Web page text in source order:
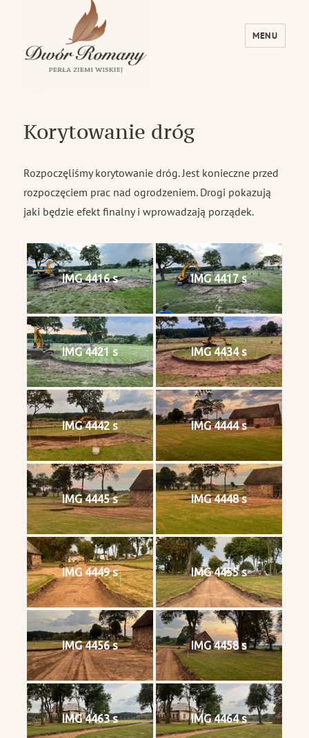
MENU
Korytowanie dróg
Rozpoczęliśmy korytowanie dróg. Jest konieczne przed
rozpoczęciem prac nad ogrodzeniem. Drogi pokazują
jaki będzie efekt finalny i wprowadzają porządek.
IMG 4416 s IMG 4417 s
IMG 4421 s IMG 4434 s
IMG 4442 s IMG 4444 s
IMG 4445 s IMG 4448 s
IMG 4449 s IMG 4455 s
IMG 4456 s IMG 4458 s
IMG 4463 s IMG 4464 s